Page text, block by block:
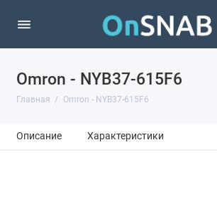
Omron - NYB37-615F6
Главная Omron - NYB37-615F6
Описание Характеристики